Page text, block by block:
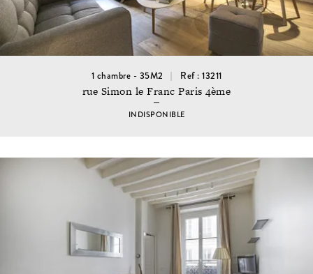
1 chambre - 35M2 Ref : 13211
rue Simon le Franc Paris 4ème
INDISPONIBLE